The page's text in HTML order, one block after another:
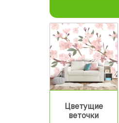
Цветущие
веточки